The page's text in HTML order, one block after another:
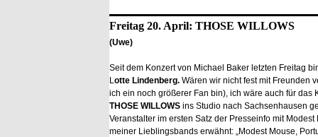
Freitag 20. April: THOSE WILLOWS
(Uwe)
Seit dem Konzert von Michael Baker letzten Freitag
Lotte Lindenberg.Wären wir nicht fest mit Freunden
ich ein noch größerer Fan bin), ich wäre auch für das
THOSE WILLOWSins Studio nach Sachsenhausen
Veranstalter im ersten Satz der Presseinfo mit
meiner Lieblingsbands erwähnt: „Modest Mouse,